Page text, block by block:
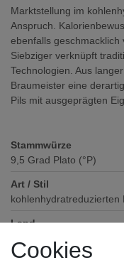
Marktstellung im
Anspruch.
ebenfalls
Siebziger verknüpft
Technologien. Aus
Braumeister eine
Pils mit ausgeprägten
Stammwürze
9,5 Grad Plato (°P)
Art / Stil
kohlenhydratreduzierten
Land
Alkoholgehalt
Cookies